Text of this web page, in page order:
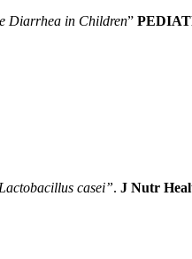
Diarrhea in Children”
casei”. J Nutr